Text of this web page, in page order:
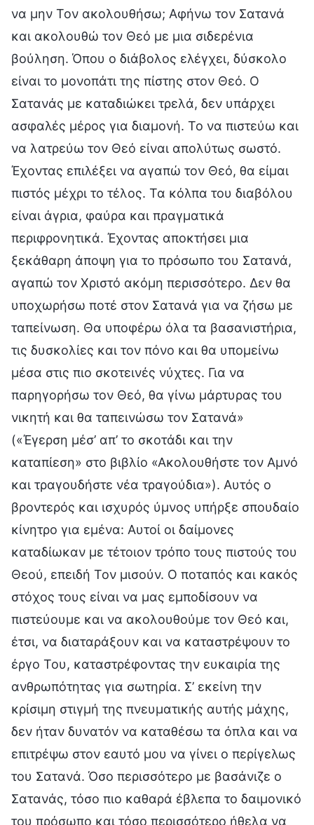
να μην Τον ακολουθήσω; Αφήνω τον Σατανά
και ακολουθώ τον Θεό με μια σιδερένια
βούληση. Όπου ο διάβολος ελέγχει, δύσκολο
είναι το μονοπάτι της πίστης στον Θεό. Ο
Σατανάς με καταδιώκει τρελά, δεν υπάρχει
ασφαλές μέρος για διαμονή. Το να πιστεύω και
να λατρεύω τον Θεό είναι απολύτως σωστό.
Έχοντας επιλέξει να αγαπώ τον Θεό, θα είμαι
πιστός μέχρι το τέλος. Τα κόλπα του διαβόλου
είναι άγρια, φαύρα και πραγματικά
περιφρονητικά. Έχοντας αποκτήσει μια
ξεκάθαρη άποψη για το πρόσωπο του Σατανά,
αγαπώ τον Χριστό ακόμη περισσότερο. Δεν θα
υποχωρήσω ποτέ στον Σατανά για να ζήσω με
ταπείνωση. Θα υποφέρω όλα τα βασανιστήρια,
τις δυσκολίες και τον πόνο και θα υπομείνω
μέσα στις πιο σκοτεινές νύχτες. Για να
παρηγορήσω τον Θεό, θα γίνω μάρτυρας του
νικητή και θα ταπεινώσω τον Σατανά»
(«Έγερση μέσ’ απ’ το σκοτάδι και την
καταπίεση» στο βιβλίο «Ακολουθήστε τον Αμνό
και τραγουδήστε νέα τραγούδια»). Αυτός ο
βροντερός και ισχυρός ύμνος υπήρξε σπουδαίο
κίνητρο για εμένα: Αυτοί οι δαίμονες
καταδίωκαν με τέτοιον τρόπο τους πιστούς του
Θεού, επειδή Τον μισούν. Ο ποταπός και κακός
στόχος τους είναι να μας εμποδίσουν να
πιστεύουμε και να ακολουθούμε τον Θεό και,
έτσι, να διαταράξουν και να καταστρέψουν το
έργο Του, καταστρέφοντας την ευκαιρία της
ανθρωπότητας για σωτηρία. Σ’ εκείνη την
κρίσιμη στιγμή της πνευματικής αυτής μάχης,
δεν ήταν δυνατόν να καταθέσω τα όπλα και να
επιτρέψω στον εαυτό μου να γίνει ο περίγελως
του Σατανά. Όσο περισσότερο με βασάνιζε ο
Σατανάς, τόσο πιο καθαρά έβλεπα το δαιμονικό
του πρόσωπο και τόσο περισσότερο ήθελα να